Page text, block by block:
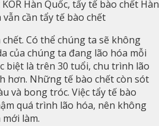
cần tẩy tế bào chết
Có thể chúng ta sẽ không
của chúng ta đang lão hóa mỗi
biệt là trên 30 tuổi, chu trình lão
hơn. Những tế bào chết còn sót
và bong tróc. Việc tẩy tế bào
quá trình lão hóa, nên không
làm.